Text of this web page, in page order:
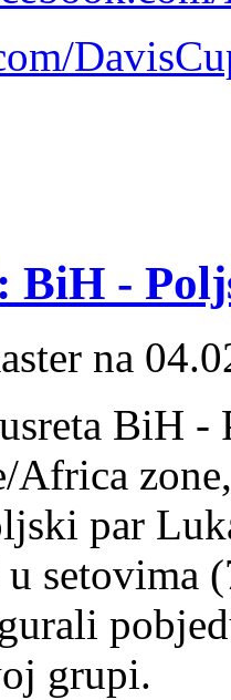
BiH -
na
BiH
Africa
par
setovima
grupi.